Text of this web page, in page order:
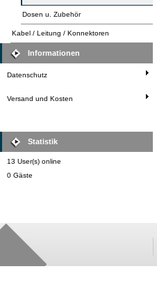
Dosen u. Zubehör
Kabel / Leitung / Konnektoren
Informationen
Datenschutz
Versand und Kosten
Statistik
13 User(s) online
0 Gäste